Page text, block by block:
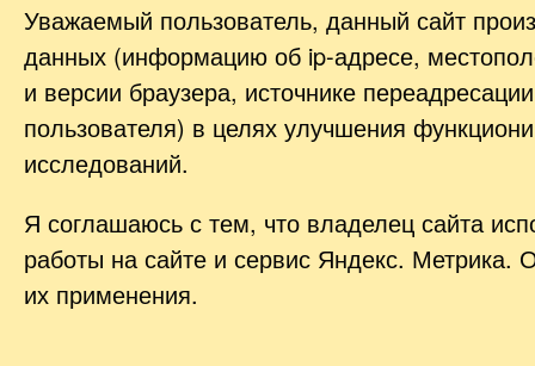
Уважаемый пользователь, данный сайт
данных (информацию об ip-адресе,
и версии браузера, источнике
пользователя) в целях улучшения
исследований.
Я соглашаюсь с тем, что владелец сайта
работы на сайте и сервис Яндекс. Метрика.
их применения.